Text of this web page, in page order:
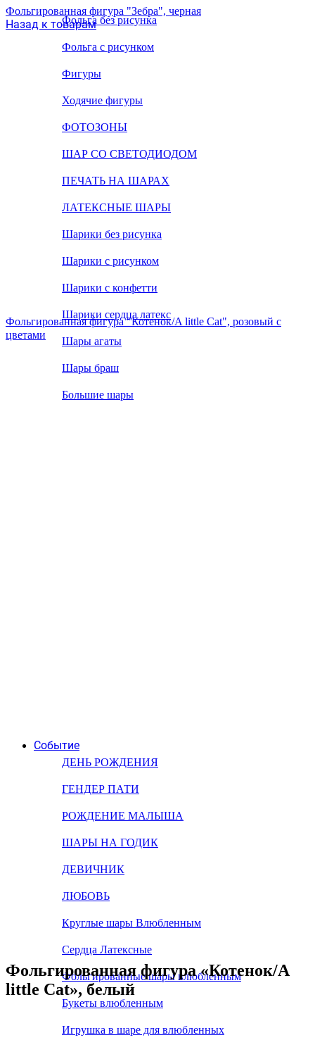
Фольга без рисунка
Фольга с рисунком
Фигуры
Ходячие фигуры
ФОТОЗОНЫ
ШАР СО СВЕТОДИОДОМ
ПЕЧАТЬ НА ШАРАХ
ЛАТЕКСНЫЕ ШАРЫ
Шарики без рисунка
Шарики с рисунком
Шарики с конфетти
Шарики сердца латекс
Шары агаты
Шары браш
Большие шары
Событие
ДЕНЬ РОЖДЕНИЯ
ГЕНДЕР ПАТИ
РОЖДЕНИЕ МАЛЫША
ШАРЫ НА ГОДИК
ДЕВИЧНИК
ЛЮБОВЬ
Круглые шары Влюбленным
Сердца Латексные
Фольгированные шары влюбленным
Букеты влюбленным
Игрушка в шаре для влюбленных
Фольгированная фигура "Зебра", черная
Назад к товарам
Фольгированная фигура "Котенок/A little Cat", розовый с
цветами
Фольгированная фигура «Котенок/A
little Cat», белый